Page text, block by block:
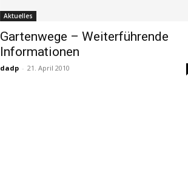
Aktuelles
Gartenwege – Weiterführende
Informationen
dadp - 21. April 2010